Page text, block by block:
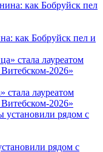
как Бобруйск пел и
стала лауреатом
2026»
рядом с